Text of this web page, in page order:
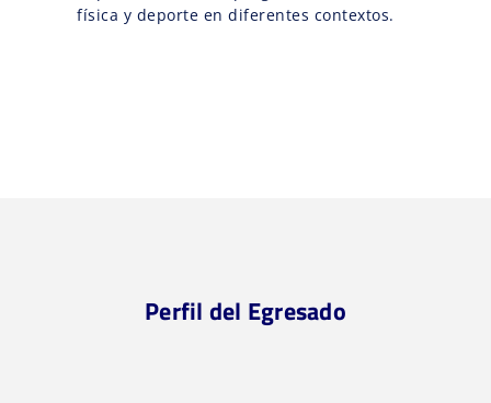
física y deporte en diferentes contextos.
Perfil del Egresado